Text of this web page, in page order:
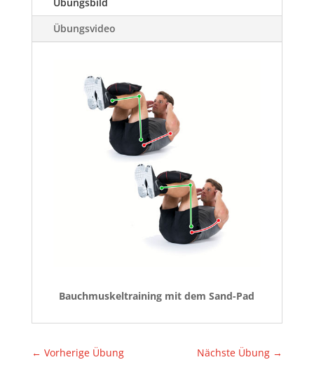
Übungsvideo
Bauchmuskeltraining mit dem Sand-Pad
← Vorherige Übung Nächste Übung →